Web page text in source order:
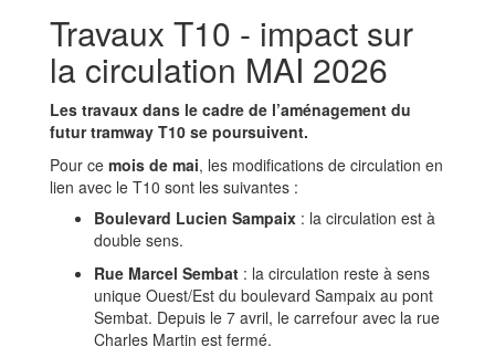
Travaux T10 - impact sur
la circulation MAI 2026
Les travaux dans le cadre de l’aménagement du
futur tramway T10 se poursuivent.
Pour ce mois de mai, les modifications de circulation en
lien avec le T10 sont les suivantes :
Boulevard Lucien Sampaix : la circulation est à
double sens.
Rue Marcel Sembat : la circulation reste à sens
unique Ouest/Est du boulevard Sampaix au pont
Sembat. Depuis le 7 avril, le carrefour avec la rue
Charles Martin est fermé.